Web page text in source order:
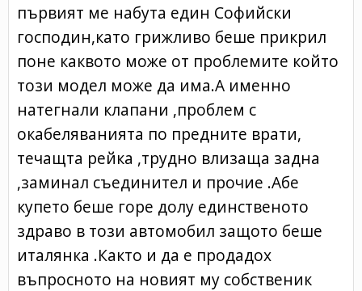
първият ме набута един Софийски
господин,като грижливо беше прикрил
поне каквото може от проблемите който
този модел може да има.А именно
натегнали клапани ,проблем с
окабеляванията по предните врати,
течащта рейка ,трудно влизаща задна
,заминал съединител и прочие .Абе
купето беше горе долу единственото
здраво в този автомобил защото беше
италянка .Както и да е продадох
въпросното на новият му собственик